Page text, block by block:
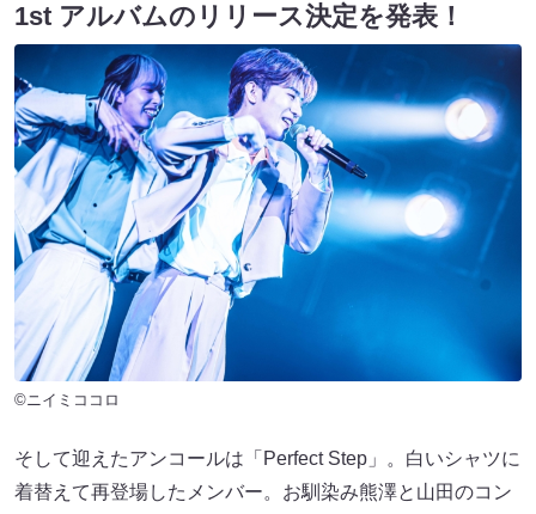
1st アルバムのリリース決定を発表！
©ニイミココロ
そして迎えたアンコールは「Perfect Step」。白いシャツに
着替えて再登場したメンバー。お馴染み熊澤と山田のコン